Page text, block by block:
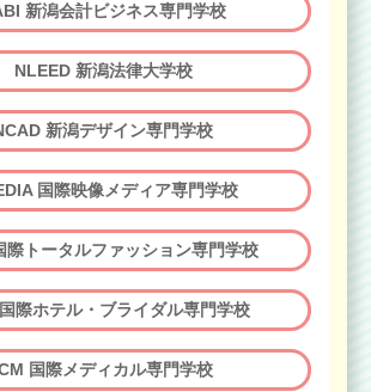
新潟会計ビジネス専門学校
NLEED 新潟法律大学校
新潟デザイン専門学校
国際映像メディア専門学校
際トータルファッション専門学校
際ホテル・ブライダル専門学校
国際メディカル専門学校